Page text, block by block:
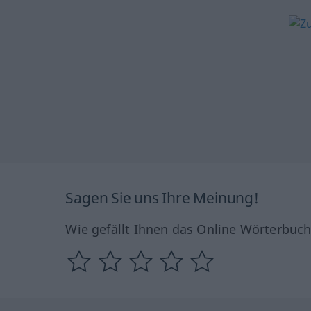
Sagen Sie uns Ihre Meinung!
Wie gefällt Ihnen das Online